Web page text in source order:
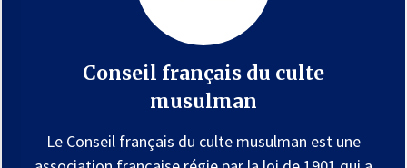
Conseil français du culte
musulman
Le Conseil français du culte musulman est une